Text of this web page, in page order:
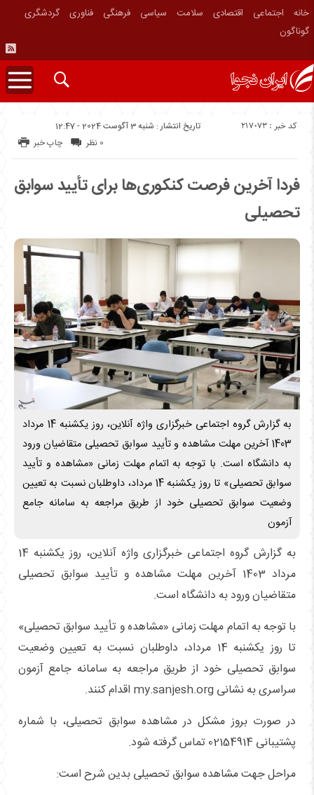
خانه اجتماعی اقتصادی سلامت سیاسی فرهنگی فناوری
گردشگری
گوناگون
تاریخ انتشار : شنبه 3 آگوست 2024 - 12:47 کد خبر : 217073
چاپ خبر 0 نظر
فردا آخرین فرصت کنکوری‌ها برای تأیید سوابق
تحصیلی
به گزارش گروه اجتماعی خبرگزاری واژه آنلاین، روز یکشنبه 14 مرداد
1403 آخرین مهلت مشاهده و تأیید سوابق تحصیلی متقاضیان ورود
به دانشگاه است. با توجه به اتمام‌ مهلت‌ زمانی «مشاهده و تأیید
سوابق تحصیلی» تا روز یکشنبه 14 مرداد، داوطلبان نسبت به تعیین
وضعیت سوابق تحصیلی خود از طریق مراجعه به سامانه جامع
آزمون
به گزارش گروه اجتماعی خبرگزاری واژه آنلاین، روز یکشنبه 14
مرداد 1403 آخرین مهلت مشاهده و تأیید سوابق تحصیلی
متقاضیان ورود به دانشگاه است.
با توجه به اتمام‌ مهلت‌ زمانی «مشاهده و تأیید سوابق تحصیلی»
تا روز یکشنبه 14 مرداد، داوطلبان نسبت به تعیین وضعیت
سوابق تحصیلی خود از طریق مراجعه به سامانه جامع آزمون
سراسری به نشانیmy.sanjesh.org اقدام کنند.
در صورت بروز مشکل در مشاهده سوابق تحصیلی، با شماره
پشتیبانی 02154914 تماس گرفته شود.
مراحل جهت مشاهده سوابق تحصیلی بدین شرح است: